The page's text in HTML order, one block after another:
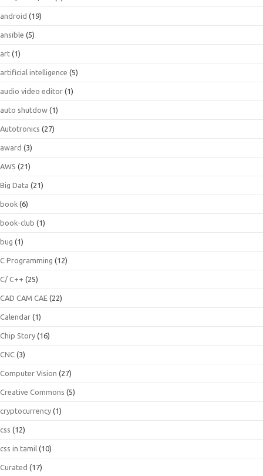
android (19)
ansible (5)
art (1)
artificial intelligence (5)
audio video editor (1)
auto shutdow (1)
Autotronics (27)
award (3)
AWS (21)
Big Data (21)
book (6)
book-club (1)
bug (1)
C Programming (12)
C/ C++ (25)
CAD CAM CAE (22)
Calendar (1)
Chip Story (16)
CNC (3)
Computer Vision (27)
Creative Commons (5)
cryptocurrency (1)
css (12)
css in tamil (10)
Curated (17)